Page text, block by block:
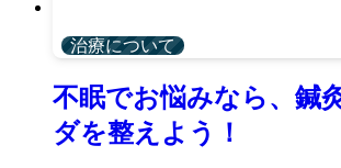
治療について
不眠でお悩みなら、鍼
ダを整えよう！